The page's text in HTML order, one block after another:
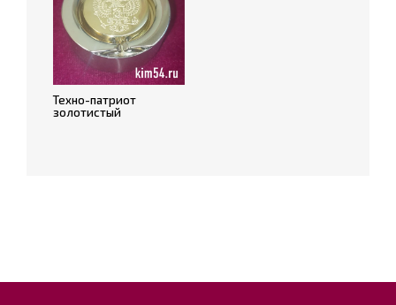
Техно-патриот
золотистый